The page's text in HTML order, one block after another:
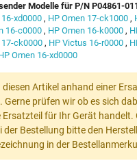
Modelle für P/N P04861-011
xd0000 , HP Omen 17-ck1000 ,
16-c0000 , HP Omen 16-k0000 ,
17-ck0000 , HP Victus 16-r0000 ,
Omen 16-xd0000
diesen Artikel anhand einer
Gerne prüfen wir ob es sich
Ersatzteil für Ihr Gerät handelt.
der Bestellung bitte den
in der